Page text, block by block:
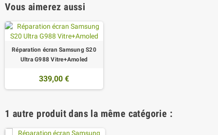
Vous aimerez aussi
Réparation écran Samsung S20
Ultra G988 Vitre+Amoled
339,00 €
1 autre produit dans la même catégorie :